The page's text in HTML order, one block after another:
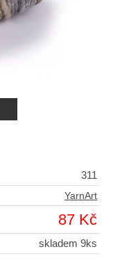
311
YarnArt
87 Kč
skladem 9ks